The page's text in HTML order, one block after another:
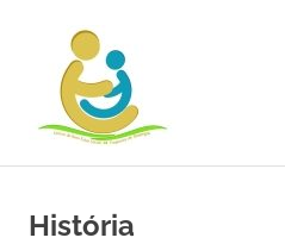
content
de
Bem
História